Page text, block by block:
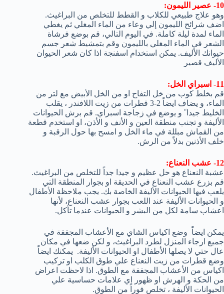
10- عصير الليمون:
وهو علاج طبيعي للكلاب و القطط للتخلص من البراغيث.
اضف شرائح الليمون إلي وعاء من الماء المغلي ثم يغطي
الماء لمدة ليلة كاملة. في اليوم التالي، قم بوضع فرشاة
الشعر في الماء المغلي بالليمون وقم بتمشيط شعر جسم
حيوانك الأليف. يمكن استخدام اسفنجة اذا كان شعر الحيوان
الأليف قصير
11- اسبراي الخل:
قم بخلط كوب من خل التفاح او من الخل الأبيض مع لتر من
الماء، و يضاف ايضاً 2-3 قطرات من زيت اللافندر ، يقلب
الخليط جيدا ً و يوضع في زجاجة اسبراي. قم برش الحيوانات
الأليفة و تجنب منطقة العين و الأنف و الأذن، او استخدم قطعة
من القماش مبللة في ماء الخل و امسح بها حول الرقبة و
خلف الأذنين بدلاً من الرش.
12- عشب النعناع:
عشبة النعناع هو حل عظيم و جيدا جداً للتخلص من البراغيث.
قم بزرع عشب النعناع في الحديقة او بجوار المنطقة التي
يلعب فيها الحيوانات الأليفة الخاصة بك. يجب ملاحظة الأطفال
و الحيوانات الأليفة عند اللعب بجوار عشب النعناع، لأنها
اعشاب سامة لكل من البشر و الحيوانات عندما تأكل.
يمكن ايضاً وضع اكياس الشاي مع الأعشاب المجففة في
جميع ارجاء المنزل لطرد البراغيث، و لكن ضعها في مكان
عال حتي لا يصلها الأطفال او الحيوانات الأليفة. يمكنك ايضاً
وضع قطرات من زيت النعناع علي طوق الكلب او تركيب
اكياس من الأعشاب المجففة مع الطوق. اذا لاحظت اعراض
من الحكة و الهرش او ظهور اي علامات حساسية علي
الحيوانات الأليفة ، تخلص فوراً من الطوق.